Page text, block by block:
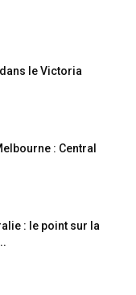
le Victoria
: Central
: le point sur la